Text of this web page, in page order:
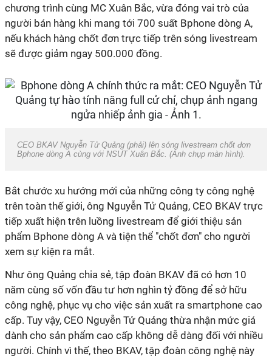
chương trình cùng MC Xuân Bắc, vừa đóng vai trò của
người bán hàng khi mang tới 700 suất Bphone dòng A,
nếu khách hàng chốt đơn trực tiếp trên sóng livestream
sẽ được giảm ngay 500.000 đồng.
CEO BKAV Nguyễn Tử Quảng (phải) lên sóng livestream chốt đơn
Bphone dòng A cùng với NSUT Xuân Bắc. (Ảnh chụp màn hình).
Bắt chước xu hướng mới của những công ty công nghệ
trên toàn thế giới, ông Nguyễn Tử Quảng, CEO BKAV trực
tiếp xuất hiện trên luồng livestream để giới thiệu sản
phẩm Bphone dòng A và tiện thể "chốt đơn" cho người
xem sự kiện ra mắt.
Như ông Quảng chia sẻ, tập đoàn BKAV đã có hơn 10
năm cùng số vốn đầu tư hơn nghìn tỷ đồng để sở hữu
công nghệ, phục vụ cho việc sản xuất ra smartphone cao
cấp. Tuy vậy, CEO Nguyễn Tử Quảng thừa nhận mức giá
dành cho sản phẩm cao cấp không dễ dàng đối với nhiều
người. Chính vì thế, theo BKAV, tập đoàn công nghệ này